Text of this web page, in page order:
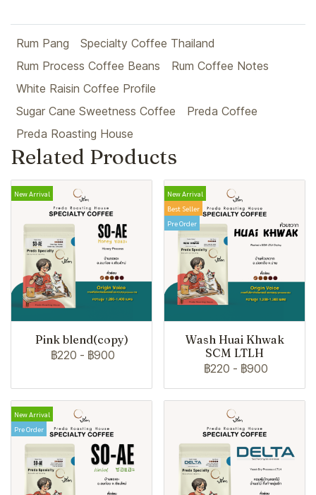
Rum Pang
Specialty Coffee Thailand
Rum Process Coffee Beans
Rum Coffee Notes
White Raisin Coffee Profile
Sugar Cane Sweetness Coffee
Preda Coffee
Preda Roasting House
Related Products
New Arrival
Pink blend(copy)
฿220 - ฿900
New Arrival
Best Seller
Pre Order
Wash Huai Khwak
SCM LTLH
฿220 - ฿900
New Arrival
Pre Order